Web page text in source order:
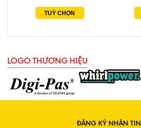
TUỲ CHỌN
LOGO THƯƠNG HIỆU
ĐĂNG KÝ NHẬN TIN